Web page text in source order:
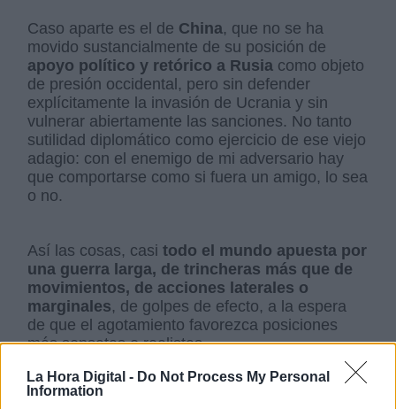
La Hora Digital - Do Not Process My Personal
Information
Caso aparte es el de China, que no se ha
movido sustancialmente de su posición de
apoyo político y retórico a Rusia como objeto
de presión occidental, pero sin defender
explícitamente la invasión de Ucrania y sin
vulnerar abiertamente las sanciones. No tanto
sutilidad diplomático como ejercicio de ese viejo
adagio: con el enemigo de mi adversario hay
que comportarse como si fuera un amigo, lo sea
o no.
Así las cosas, casitodo el mundo apuesta por
una guerra larga, de trincheras más que de
movimientos, de acciones laterales o
marginales, de golpes de efecto, a la espera
de que el agotamiento favorezca posiciones
más sensatas o realistas.
NOTAS